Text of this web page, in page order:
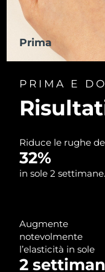
Prima
PRIMA E
Riduce le rughe
32%
in sole 2 settimane.
Augmente
notevolmente
l’elasticità in sole
2
RAS di Macao
Malaysia
Malta
Messico
Monaco
Paesi Bassi
Norvegia
Oman